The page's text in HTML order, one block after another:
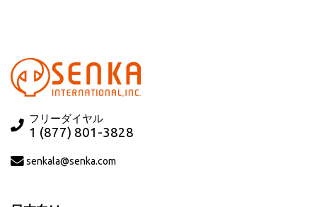
フリーダイヤル
1 (877) 801-3828
senkala@senka.com